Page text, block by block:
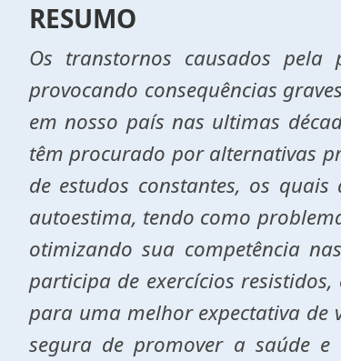
RESUMO
Os transtornos causados
provocando consequências
em nosso país nas ultimas
têm procurado por alternativas
de estudos constantes, os
autoestima, tendo como
otimizando sua competência
participa de exercícios
para uma melhor expectativa de
segura de promover a saúde